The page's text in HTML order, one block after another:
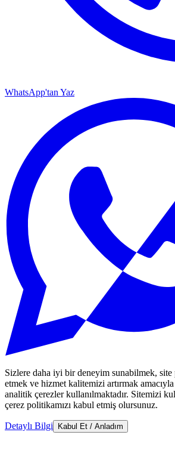
WhatsApp'tan Yaz
Sizlere daha iyi bir deneyim sunabilmek, site
etmek ve hizmet kalitemizi artırmak
analitik çerezler kullanılmaktadır. Sitemizi
çerez politikamızı kabul etmiş olursunuz.
Detaylı Bilgi Kabul Et / Anladım